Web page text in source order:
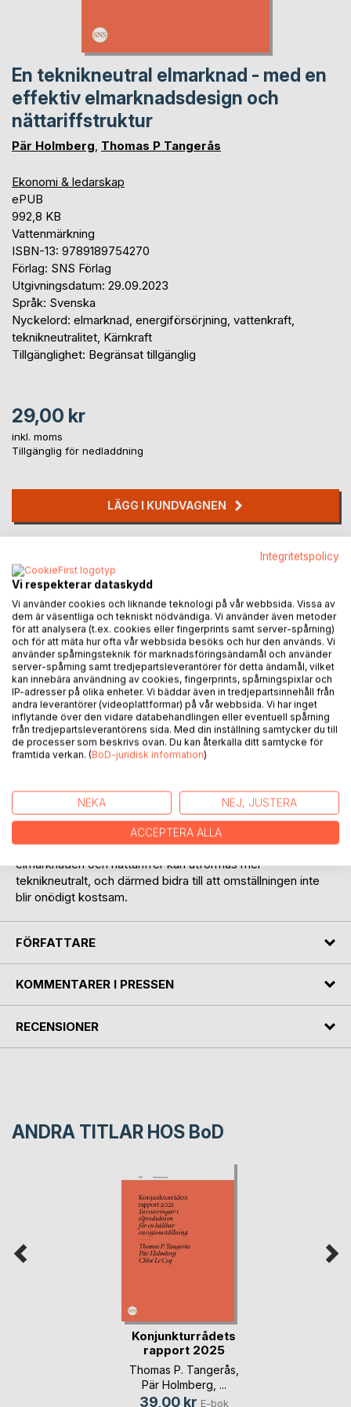
En teknikneutral elmarknad - med en
effektiv elmarknadsdesign och
nättariffstruktur
Pär Holmberg Thomas P Tangerås
Ekonomi & ledarskap
ePUB
992,8 KB
Vattenmärkning
ISBN-13: 9789189754270
Förlag: SNS Förlag
Utgivningsdatum: 29.09.2023
Språk: Svenska
Nyckelord: elmarknad, energiförsörjning, vattenkraft,
teknikneutralitet, Kärnkraft
Tillgänglighet: Begränsat tillgänglig
29,00 kr
inkl. moms
Tillgänglig för nedladdning
LÄGG I KUNDVAGNEN
Recensera titel
BESKRIVNING
Klimat- och energiomställningen ställer energisystemet och
elmarknaden inför en rad utmaningar. Vilka är utmaningarna?
Och går det att utforma en teknikneutral elmarknad som
För att elmarknaden ska fungera väl krävs ett ökat samspel
mellan olika delar av kraftsystemet och tydligare
prissignaler för aktörerna. I rapporten redogörs för hur
elmarknaden och nättariffer kan utformas mer
teknikneutralt, och därmed bidra till att omställningen inte
blir onödigt kostsam.
FÖRFATTARE
KOMMENTARER I PRESSEN
RECENSIONER
ANDRA TITLAR HOS BoD
Konjunkturrådets
rapport 2025
Thomas P. Tangerås
Pär Holmberg , ...
39,00 kr E-bok
Integritetspolicy
Vi respekterar dataskydd
Vi använder cookies och liknande teknologi på vår webbsida. Vissa av
dem är väsentliga och tekniskt nödvändiga. Vi använder även metoder
för att analysera (t.ex. cookies eller fingerprints samt server-spårning)
och för att mäta hur ofta vår webbsida besöks och hur den används. Vi
använder spårningsteknik för marknadsföringsändamål och använder
server-spårning samt tredjepartsleverantörer för detta ändamål, vilket
kan innebära användning av cookies, fingerprints, spårningspixlar och
IP-adresser på olika enheter. Vi bäddar även in tredjepartsinnehåll från
andra leverantörer (videoplattformar) på vår webbsida. Vi har inget
inflytande över den vidare databehandlingen eller eventuell spårning
från tredjepartsleverantörens sida. Med din inställning samtycker du till
de processer som beskrivs ovan. Du kan återkalla ditt samtycke för
framtida verkan. (BoD-juridisk information)
NEKA NEJ, JUSTERA
ACCEPTERA ALLA